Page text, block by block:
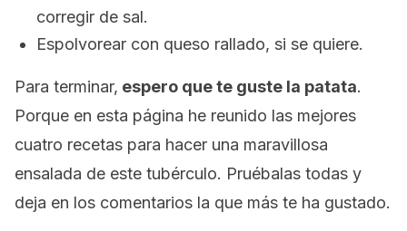
corregir de sal.
Espolvorear con queso rallado, si se quiere.
Para terminar, espero que te guste la patata.
Porque en esta página he reunido las mejores
cuatro recetas para hacer una maravillosa
ensalada de este tubérculo. Pruébalas todas y
deja en los comentarios la que más te ha gustado.